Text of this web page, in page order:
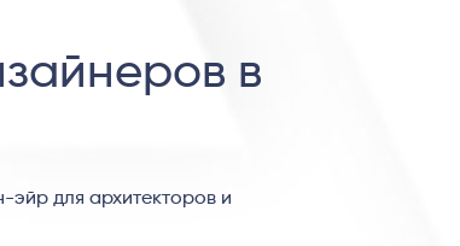
в
эйр для архитекторов и